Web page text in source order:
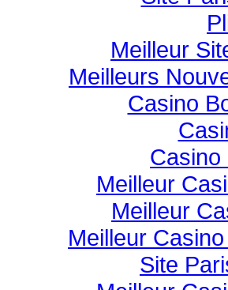
Meilleur
Meilleurs
Casino
Casino
Meilleur
Meilleur
Meilleur
Site